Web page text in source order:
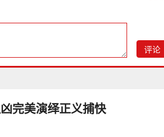
评论
完美演绎正义捕快